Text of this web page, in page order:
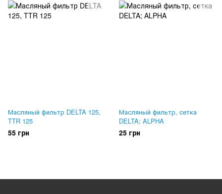
Масляный фильтр DELTA 125,
TTR 125
55 грн
Масляный фильтр, сетка
DELTA; ALPHA
25 грн